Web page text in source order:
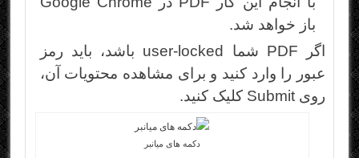
باز خواهد شد.
اگر PDF شما user-locked باشد، باید رمز
عبور را وارد کنید و برای مشاهده محتویات آن،
روی Submit کلیک کنید.
دکمه های میانبر